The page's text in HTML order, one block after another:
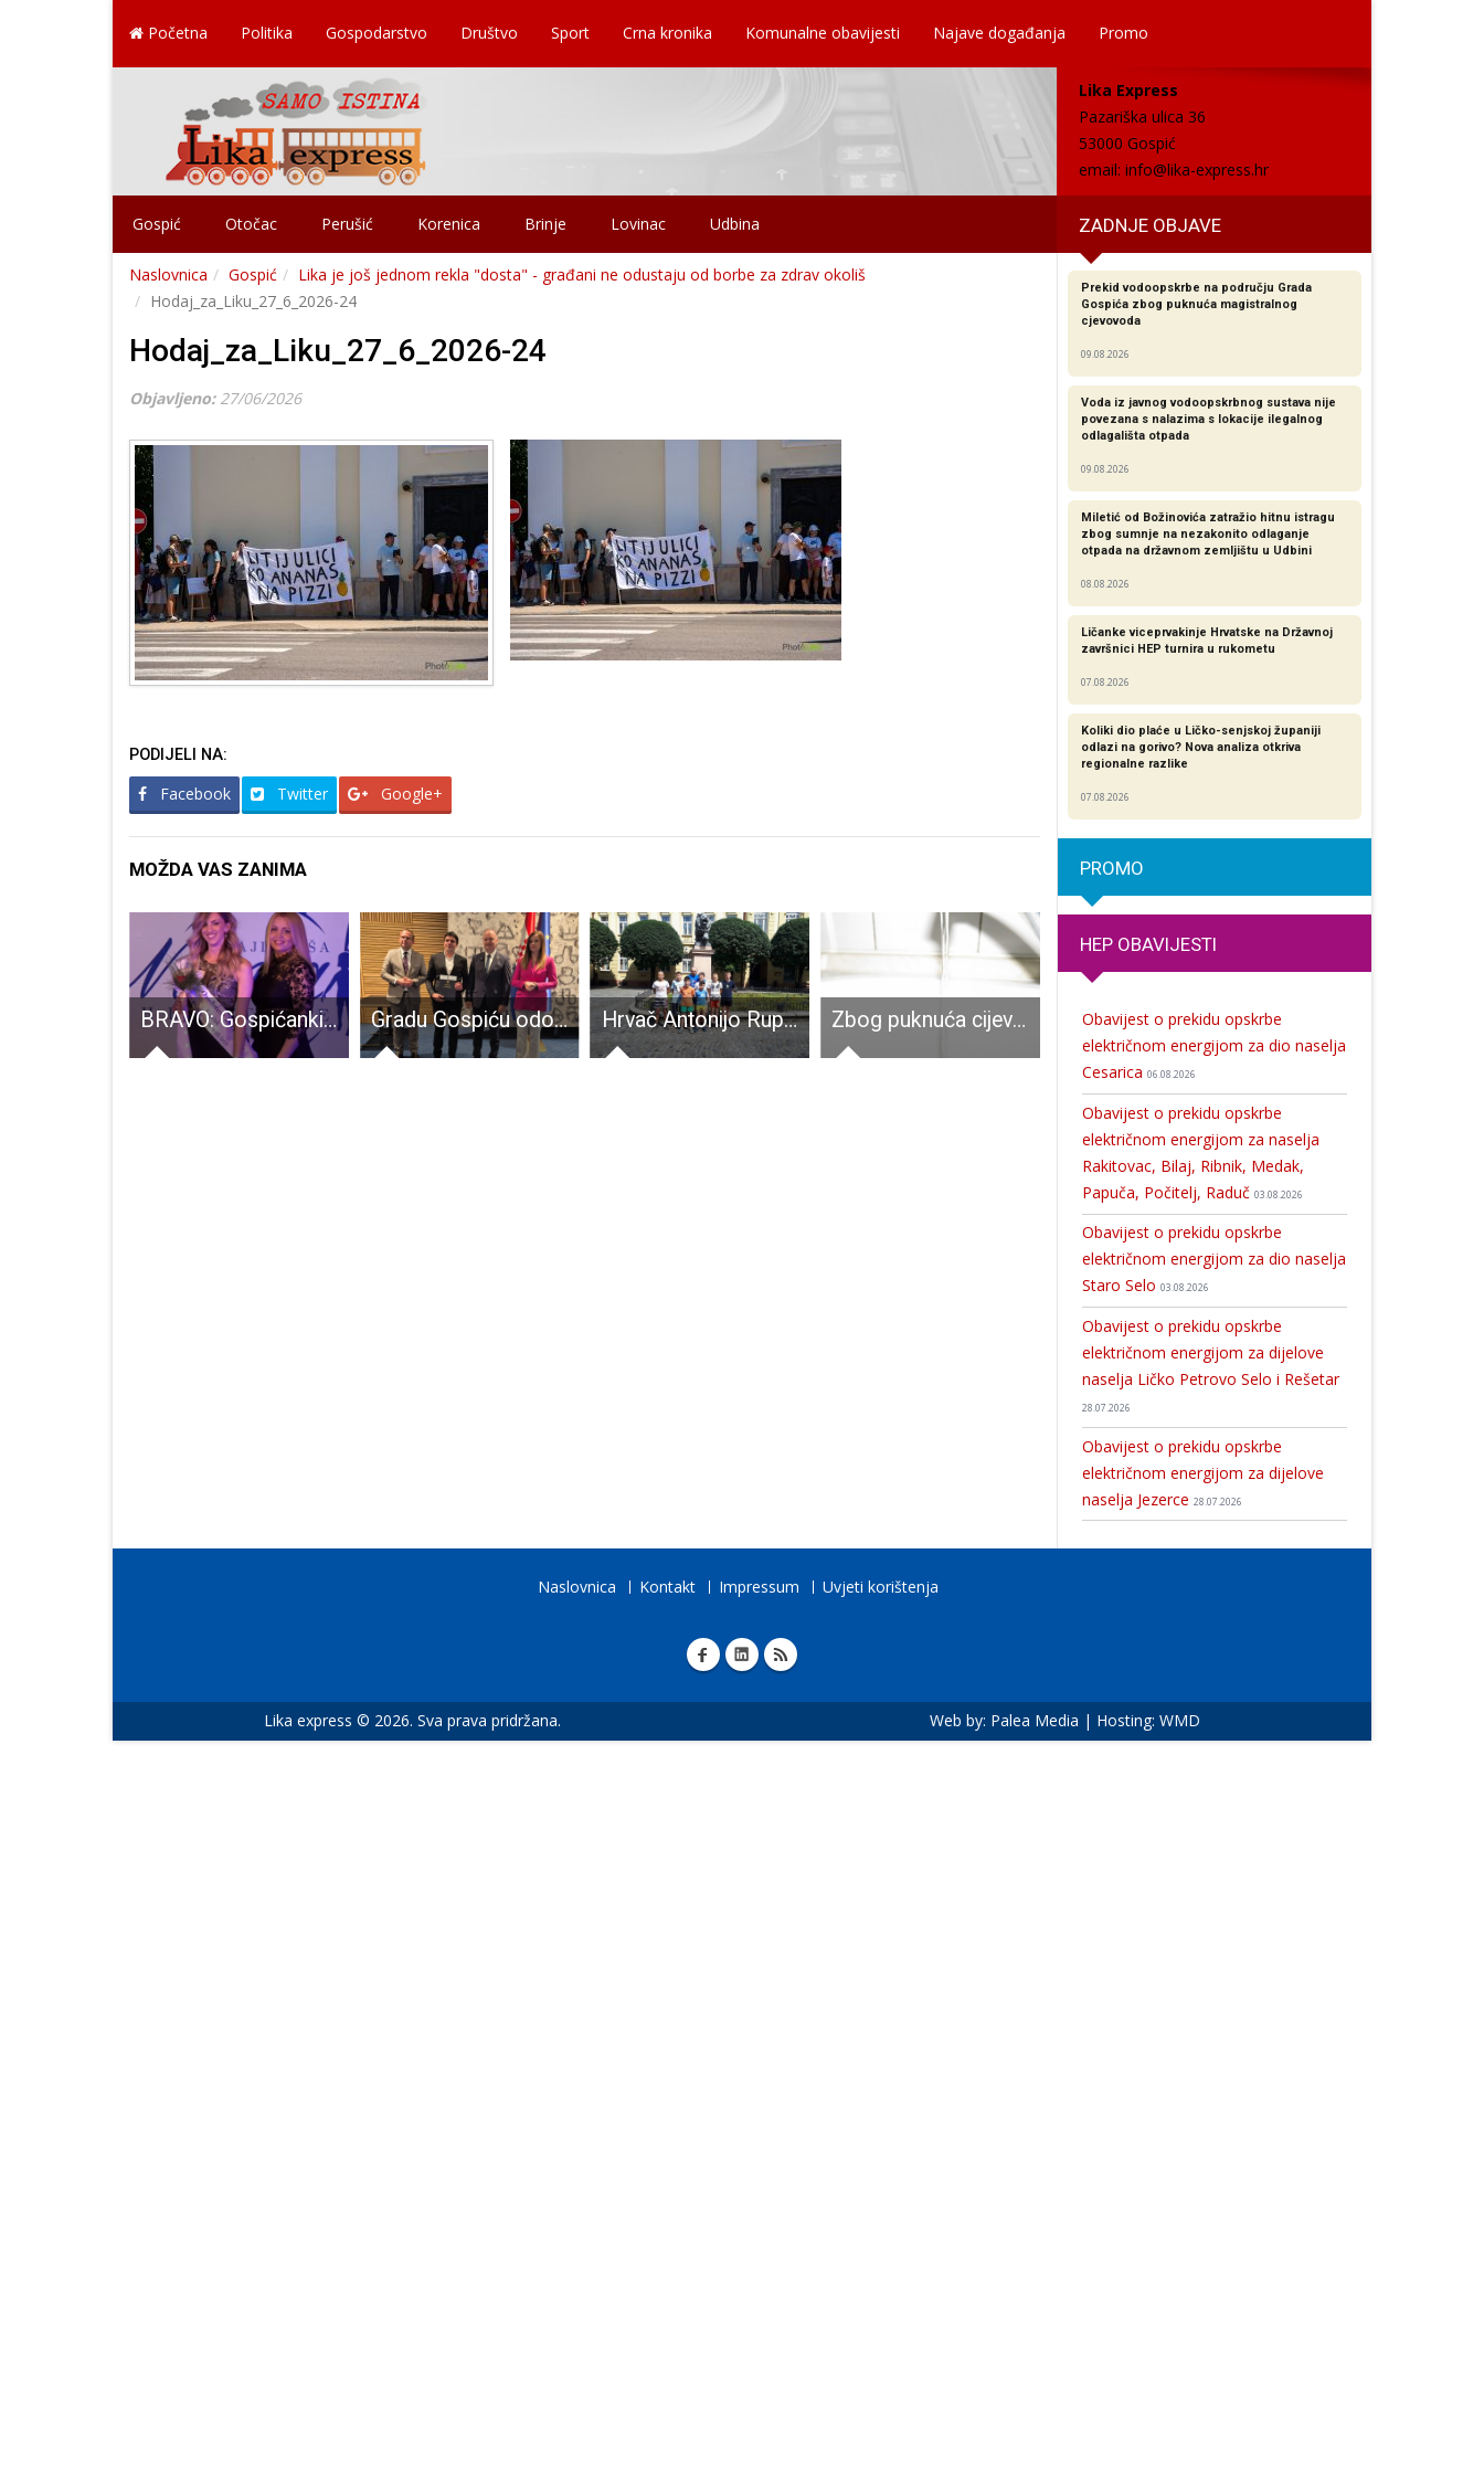
Početna Politika Gospodarstvo Društvo Sport Crna kronika Komunalne obavijesti Najave događanja Promo
Lika Express
Pazariška ulica 36
53000 Gospić
email: info@lika-express.hr
Gospić Otočac Perušić Korenica Brinje Lovinac Udbina ZADNJE OBJAVE
Naslovnica Gospić
Lika je još jednom rekla "dosta" - građani ne odustaju od borbe za zdrav okoliš
Hodaj_za_Liku_27_6_2026-24
Hodaj_za_Liku_27_6_2026-24
Objavljeno: 27/06/2026
PODIJELI NA:
Facebook Twitter Google+
MOŽDA VAS ZANIMA
BRAVO: Gospićanki Nikolini Lulić titula miss osobnosti na natjecanju za Najljepšu Mamu Hrvatske!!! Gradu Gospiću odobreno više od 56.000 eura za djecu i mlade Hrvač Antonijo Rupčić osvojio zlatnu medalju na turniru u Mađarskoj!!! Osvojene još tri bronce!!! Zbog puknuća cijevi slab pritisak vode u Gospiću! ODAZOVITE SE: u utorak i srijedu 13. i 14.rujna u Gospiću
Prekid vodoopskrbe na području Grada
Gospića zbog puknuća magistralnog
cjevovoda
09.08.2026
Voda iz javnog vodoopskrbnog sustava nije
povezana s nalazima s lokacije ilegalnog
odlagališta otpada
09.08.2026
Miletić od Božinovića zatražio hitnu istragu
zbog sumnje na nezakonito odlaganje
otpada na državnom zemljištu u Udbini
08.08.2026
Ličanke viceprvakinje Hrvatske na Državnoj
završnici HEP turnira u rukometu
07.08.2026
Koliki dio plaće u Ličko-senjskoj županiji
odlazi na gorivo? Nova analiza otkriva
regionalne razlike​
07.08.2026
PROMO
HEP OBAVIJESTI
Obavijest o prekidu opskrbe
električnom energijom za dio naselja
Cesarica 06.08.2026
Obavijest o prekidu opskrbe
električnom energijom za naselja
Rakitovac, Bilaj, Ribnik, Medak,
Papuča, Počitelj, Raduč 03.08.2026
Obavijest o prekidu opskrbe
električnom energijom za dio naselja
Staro Selo 03.08.2026
Obavijest o prekidu opskrbe
električnom energijom za dijelove
naselja Ličko Petrovo Selo i Rešetar
28.07.2026
Obavijest o prekidu opskrbe
električnom energijom za dijelove
naselja Jezerce 28.07.2026
Naslovnica Kontakt Impressum Uvjeti korištenja
Lika express © 2026. Sva prava pridržana. Web by: Palea Media | Hosting: WMD